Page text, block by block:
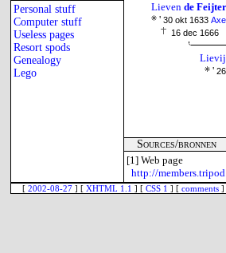
Personal stuff
Computer stuff
Useless pages
Resort spods
Genealogy
Lego
Lieven de Feijter
' 30 okt 1633
16 dec 1666
'
Sources/bronnen
[1] Web page
http://
[ 2002-08-27 ] [ XHTML 1.1 ] [ CSS 1 ] [ comments ]